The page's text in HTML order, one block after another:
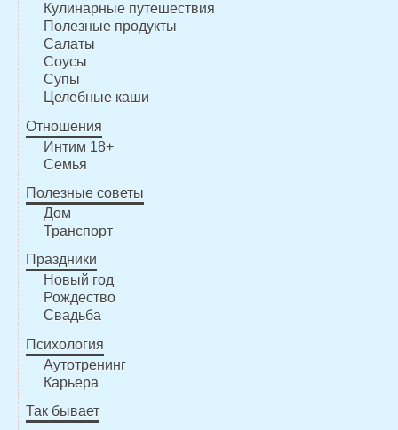
Кулинарные путешествия
Полезные продукты
Салаты
Соусы
Супы
Целебные каши
Отношения
Интим 18+
Семья
Полезные советы
Дом
Транспорт
Праздники
Новый год
Рождество
Свадьба
Психология
Аутотренинг
Карьера
Так бывает